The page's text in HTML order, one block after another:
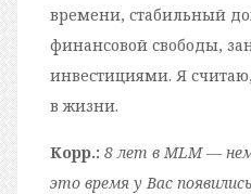
времени, стабильный
финансовой свободы,
инвестициями. Я
в жизни.
Корр.: 8 лет в MLM —
это время у Вас